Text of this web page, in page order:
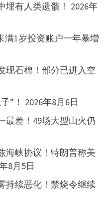
埋有人类遗骸！ 2026年
满1岁投资账户一年暴增
现石棉！部分已进入空
”！ 2026年8月6日
最差！49场大型山火仍
海峡协议！特朗普称美
8月5日
持续恶化！禁烧令继续